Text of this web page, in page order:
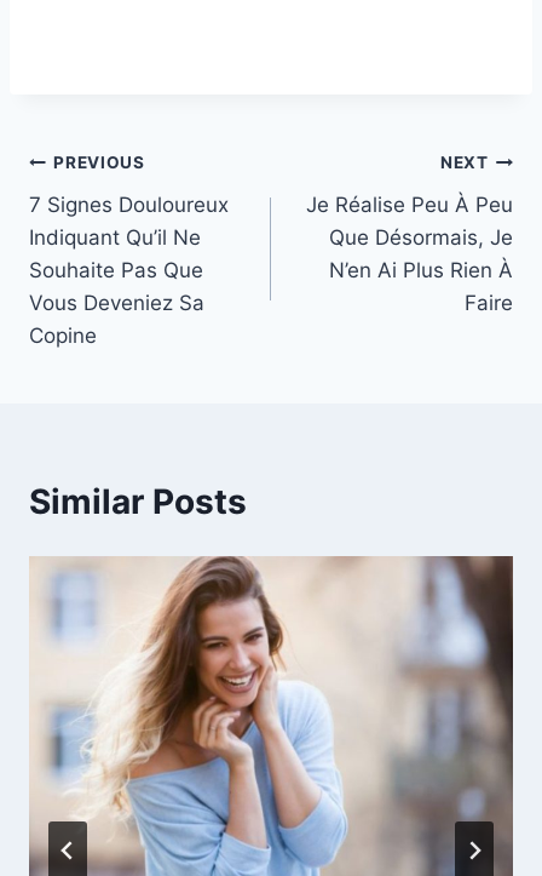
Post
navigation
PREVIOUS
7 Signes Douloureux
Indiquant Qu’il Ne
Souhaite Pas Que
Vous Deveniez Sa
Copine
NEXT
Je Réalise Peu À Peu
Que Désormais, Je
N’en Ai Plus Rien À
Faire
Similar Posts